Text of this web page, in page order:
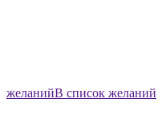
желанийВ список желаний